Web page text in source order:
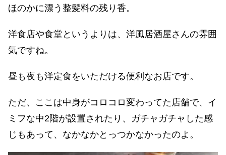
ほのかに漂う整髪料の残り香。
洋食店や食堂というよりは、洋風居酒屋さんの雰囲
気ですね。
昼も夜も洋定食をいただける便利なお店です。
ただ、ここは中身がコロコロ変わってた店舗で、イ
ミフな中2階が設置されたり、ガチャガチャした感
じもあって、なかなかとっつかなかったのよ。